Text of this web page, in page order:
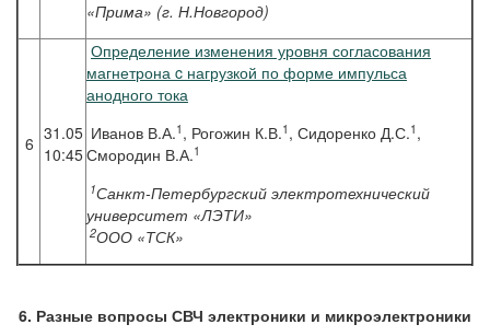
«Прима» (г. Н.Новгород)
6 31.05
10:45
Определение изменения уровня согласования
магнетрона c нагрузкой по форме импульса
анодного тока
Иванов В.А.1 , Рогожин К.В.1 , Сидоренко Д.С.1 ,
Смородин В.А.1
1Санкт-Петербургский электротехнический
университет «ЛЭТИ»
2ООО «ТСК»
6. Разные вопросы СВЧ электроники и микроэлектроники